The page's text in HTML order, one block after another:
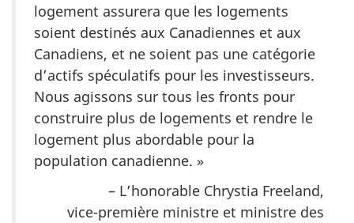
logement assurera que les logements
soient destinés aux Canadiennes et aux
Canadiens, et ne soient pas une catégorie
d’actifs spéculatifs pour les investisseurs.
Nous agissons sur tous les fronts pour
construire plus de logements et rendre le
logement plus abordable pour la
population canadienne. »
– L’honorable Chrystia Freeland,
vice-première ministre et ministre des